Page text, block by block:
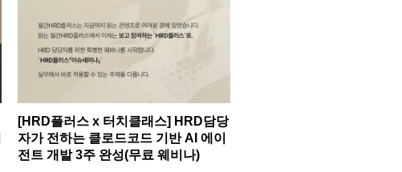
[HRD플러스 x 터치클래스] HRD담당
자가 전하는 클로드코드 기반 AI 에이
전트 개발 3주 완성(무료 웨비나)